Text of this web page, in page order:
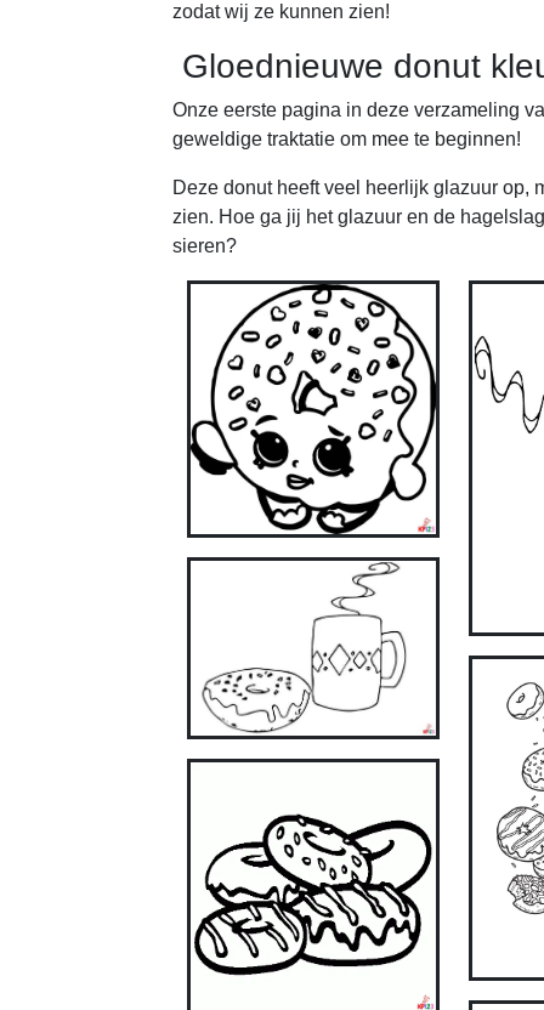
zodat wij ze kunnen zien!
Gloednieuwe donut
Onze eerste pagina in deze verzameling
geweldige traktatie om mee te beginnen!
Deze donut heeft veel heerlijk glazuur op,
zien. Hoe ga jij het glazuur en de
sieren?